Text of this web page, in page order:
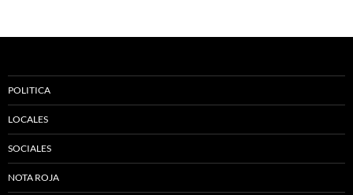
POLITICA
LOCALES
SOCIALES
NOTA ROJA